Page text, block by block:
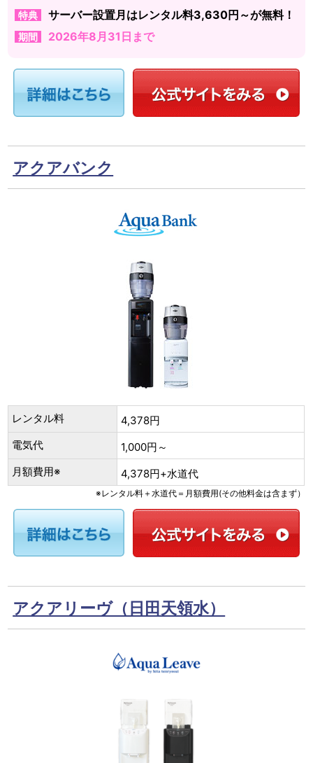
特典 サーバー設置月はレンタル料3,630円～が無料！
期間 2026年8月31日まで
アクアバンク
レンタル料
4,378円
電気代
1,000円～
月額費用※
4,378円+水道代
※レンタル料＋水道代＝月額費用(その他料金は含まず）
アクアリーヴ（日田天領水）